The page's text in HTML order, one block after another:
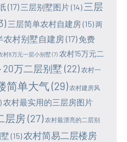
(17) 三层别墅图片(14) 三层
三层简单农村自建房(15)两
农村别墅自建房(17) 免费
村8万元一层小别墅(7) 农村15万元二
20万二层别墅 (22) 农村一
简单大气(29) 农村建房风
农村最实用的三层房图片
层房 (27) 农村最漂亮的二层别
(15)农村简易二层楼房